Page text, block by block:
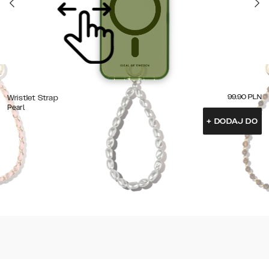
Wristlet Strap
Pearl
99.90 PLN
+ DODAJ DO